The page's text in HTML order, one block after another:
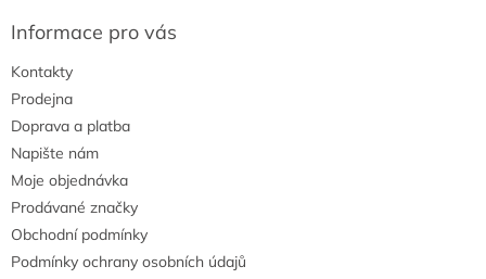
Informace pro vás
Kontakty
Prodejna
Doprava a platba
Napište nám
Moje objednávka
Prodávané značky
Obchodní podmínky
Podmínky ochrany osobních údajů